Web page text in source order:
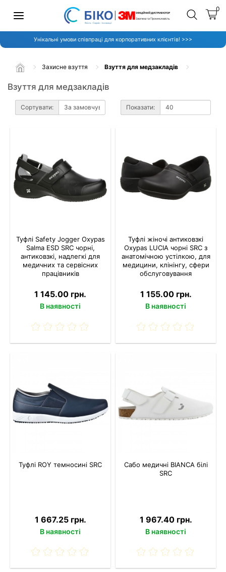
0
Унікальні умови співпраці для корпоративних клієнтів! >>>
Захисне взуття Взуття для медзакладів
Взуття для медзакладів
Сортувати: Показати:
Туфлі Safety Jogger Oxypas
Salma ESD SRC чорні,
антиковзкі, надлегкі для
медичних та сервісних
працівників
1 145.00 грн.
В наявності
Туфлі жіночі антиковзкі
Oxypas LUCIA чорні SRC з
анатомічною устілкою, для
медицини, клінінгу, сфери
обслуговування
1 155.00 грн.
В наявності
Туфлі ROY темносині SRC
1 667.25 грн.
В наявності
Сабо медичні BIANCA білі
SRC
1 967.40 грн.
В наявності